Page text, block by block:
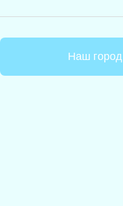
Наш город